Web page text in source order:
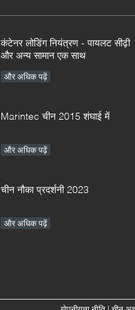
कंटेनर लोडिंग नियंत्रण - पायलट सीढ़ी
और अन्य सामान एक साथ
और अधिक पढ़ें
Marintec चीन 2015 शंघाई में
और अधिक पढ़ें
चीन नौका प्रदर्शनी 2023
और अधिक पढ़ें